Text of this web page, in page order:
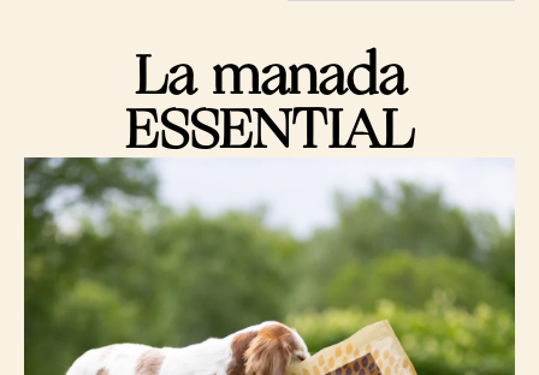
La manada
ESSENTIAL